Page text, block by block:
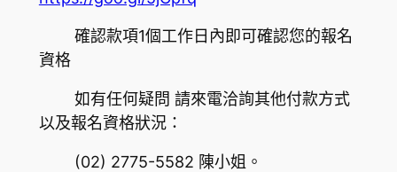
確認款項1個工作日內即可確認您的報名
資格
如有任何疑問 請來電洽詢其他付款方式
以及報名資格狀況：
(02) 2775-5582 陳小姐。